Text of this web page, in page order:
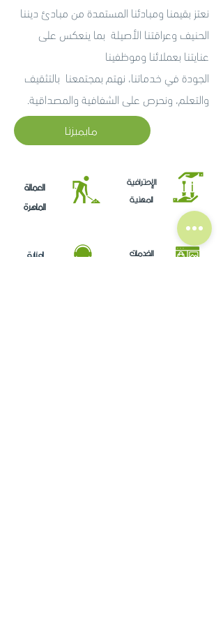
نعتز بقيمنا ومبادئنا المستمدة من مبادئ ديننا
الحنيف وعراقتنا الأصيلة بما ينعكس على
عنايتنا بعملائنا وموظفينا
الجودة في خدماتنا، نهتم بمجتمعنا بالتثقيف
والتعلم، ونحرص على الشفافية والمصداقية.
مايميزنا
العمالة
الماهرة
الإحترافية
المهنية
العناية
الخدمات